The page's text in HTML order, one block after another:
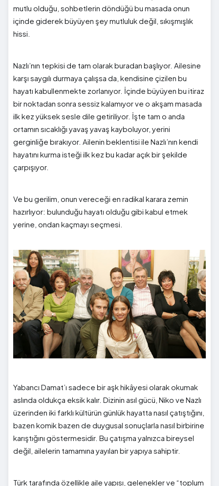
mutlu olduğu, sohbetlerin döndüğü bu masada onun
içinde giderek büyüyen şey mutluluk değil, sıkışmışlık
hissi.
Nazlı’nın tepkisi de tam olarak buradan başlıyor. Ailesine
karşı saygılı durmaya çalışsa da, kendisine çizilen bu
hayatı kabullenmekte zorlanıyor. İçinde büyüyen bu itiraz
bir noktadan sonra sessiz kalamıyor ve o akşam masada
ilk kez yüksek sesle dile getiriliyor. İşte tam o anda
ortamın sıcaklığı yavaş yavaş kayboluyor, yerini
gerginliğe bırakıyor. Ailenin beklentisi ile Nazlı’nın kendi
hayatını kurma isteği ilk kez bu kadar açık bir şekilde
çarpışıyor.
Ve bu gerilim, onun vereceği en radikal karara zemin
hazırlıyor: bulunduğu hayatı olduğu gibi kabul etmek
yerine, ondan kaçmayı seçmesi.
Yabancı Damat’ı sadece bir aşk hikâyesi olarak okumak
aslında oldukça eksik kalır. Dizinin asıl gücü, Niko ve Nazlı
üzerinden iki farklı kültürün günlük hayatta nasıl çatıştığını,
bazen komik bazen de duygusal sonuçlarla nasıl birbirine
karıştığını göstermesidir. Bu çatışma yalnızca bireysel
değil, ailelerin tamamına yayılan bir yapıya sahiptir.
Türk tarafında özellikle aile yapısı, gelenekler ve “toplum